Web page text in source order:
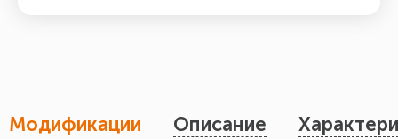
Модификации Описание